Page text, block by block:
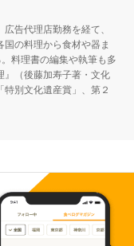
告代理店勤務を経て、
の料理から食材や器ま
料理書の編集や執筆も多
』（後藤加寿子著・文化
別文化遺産賞」、第２